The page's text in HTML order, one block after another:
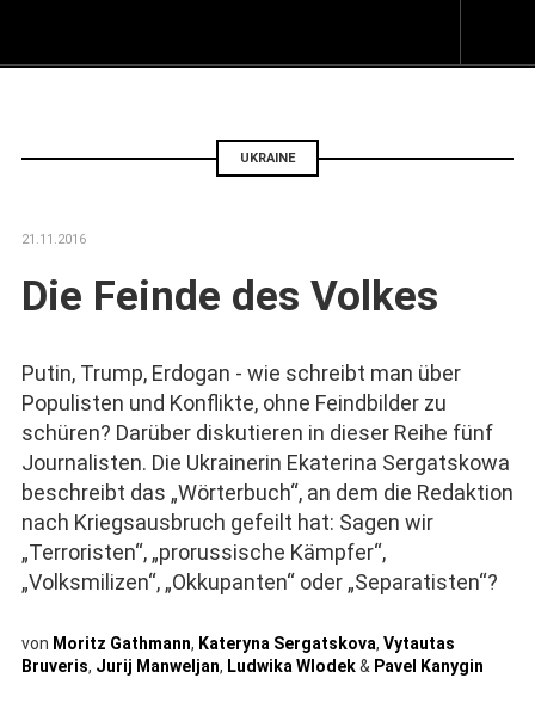
UKRAINE
21.11.2016
Die Feinde des Volkes
Putin, Trump, Erdogan - wie schreibt man über
Populisten und Konflikte, ohne Feindbilder zu
schüren? Darüber diskutieren in dieser Reihe fünf
Journalisten. Die Ukrainerin Ekaterina Sergatskowa
beschreibt das „Wörterbuch“, an dem die Redaktion
nach Kriegsausbruch gefeilt hat: Sagen wir
„Terroristen“, „prorussische Kämpfer“,
„Volksmilizen“, „Okkupanten“ oder „Separatisten“?
von Moritz Gathmann, Kateryna Sergatskova, Vytautas
Bruveris, Jurij Manweljan, Ludwika Wlodek& Pavel Kanygin